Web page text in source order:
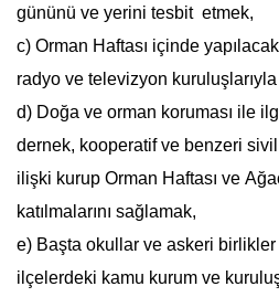
gününü ve yerini tesbit etmek,
c) Orman Haftası içinde
radyo ve televizyon
d) Doğa ve orman koruması ile
dernek, kooperatif ve benzeri
ilişki kurup Orman Haftası ve
katılmalarını sağlamak,
e) Başta okullar ve askeri
ilçelerdeki kamu kurum ve